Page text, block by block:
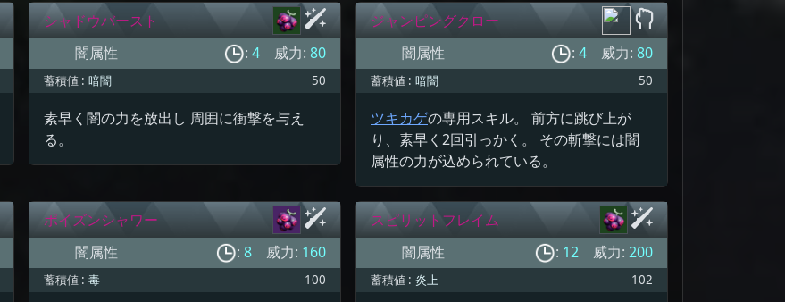
シャドウバースト
闇属性
: 4 威力: 80
蓄積値 : 暗闇 50
素早く闇の力を放出し 周囲に衝撃を与え
る。
ジャンピングクロー
闇属性
: 4 威力: 80
蓄積値 : 暗闇 50
ツキカゲの専用スキル。 前方に跳び上が
り、素早く2回引っかく。 その斬撃には闇
属性の力が込められている。
ポイズンシャワー
闇属性
: 8 威力: 160
蓄積値 : 毒 100
スピリットフレイム
闇属性
: 12 威力: 200
蓄積値 : 炎上 102